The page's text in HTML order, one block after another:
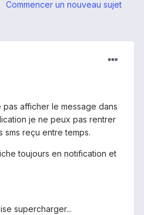
Commencer un nouveau sujet
afficher le message dans
je ne peux pas rentrer
reçu entre temps.
toujours en notification et
supercharger...